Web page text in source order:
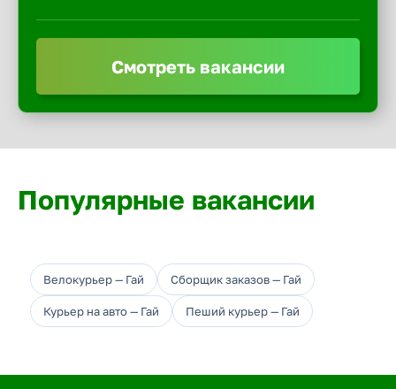
Смотреть вакансии
Популярные вакансии
Велокурьер — Гай Сборщик заказов — Гай
Курьер на авто — Гай Пеший курьер — Гай